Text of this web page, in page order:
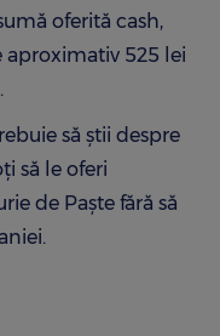
oferită cash,
aproximativ 525 lei
să știi despre
să le oferi
de Paște fără să